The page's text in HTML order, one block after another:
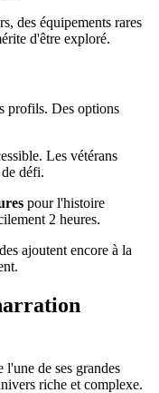
des équipements rares
d'être exploré.
profils. Des options
Les vétérans
défi.
pour l'histoire
2 heures.
ajoutent encore à la
l'une de ses grandes
riche et complexe.